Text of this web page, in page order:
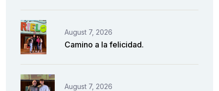
August 7, 2026
Camino a la felicidad.
August 7, 2026